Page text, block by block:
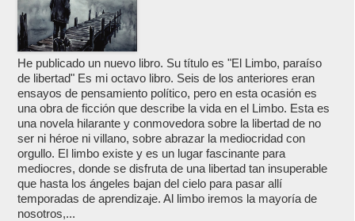
He publicado un nuevo libro. Su título es "El Limbo, paraíso
de libertad" Es mi octavo libro. Seis de los anteriores eran
ensayos de pensamiento político, pero en esta ocasión es
una obra de ficción que describe la vida en el Limbo. Esta es
una novela hilarante y conmovedora sobre la libertad de no
ser ni héroe ni villano, sobre abrazar la mediocridad con
orgullo. El limbo existe y es un lugar fascinante para
mediocres, donde se disfruta de una libertad tan insuperable
que hasta los ángeles bajan del cielo para pasar allí
temporadas de aprendizaje. Al limbo iremos la mayoría de
nosotros,...